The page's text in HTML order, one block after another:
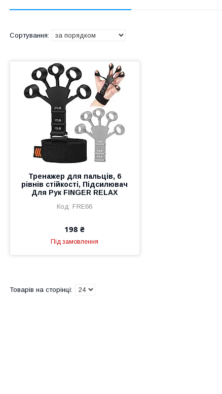
Тренажер для пальців, 6
рівнів стійкості, Підсилювач
Для Рук FINGER RELAX
FRE66
198 ₴
Під замовлення